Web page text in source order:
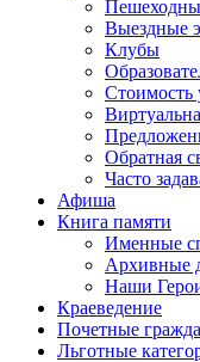
Выездные
Клубы
Стоимость
Обратная
Часто
Афиша
Книга памяти
Именные
Архивные
Наши
Краеведение
Почетные
Льготные